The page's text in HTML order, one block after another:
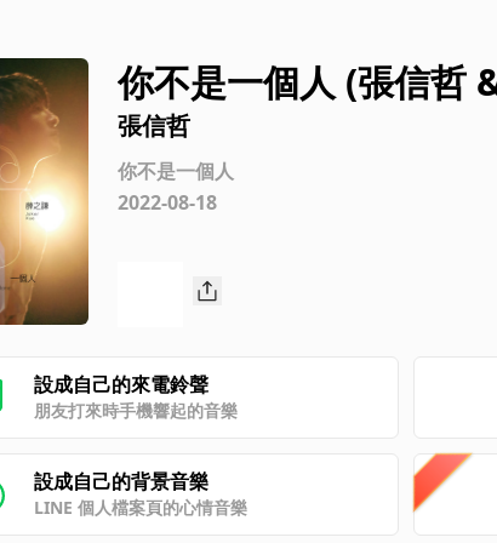
你不是一個人 (張信哲
張信哲
你不是一個人
2022-08-18
設成自己的來電鈴聲
朋友打來時手機響起的音樂
設成自己的背景音樂
LINE 個人檔案頁的心情音樂